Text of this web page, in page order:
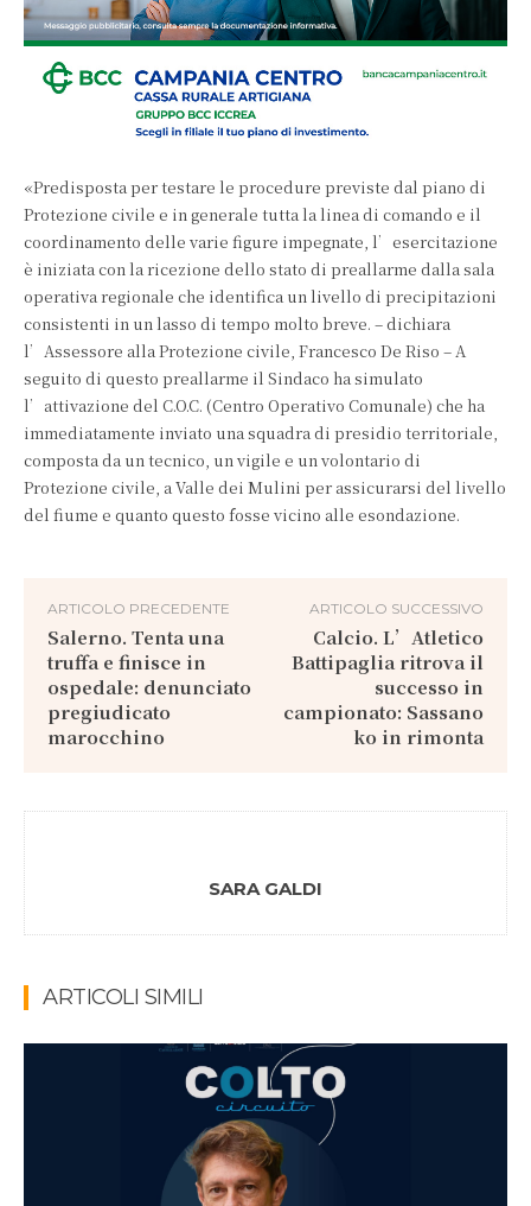
«Predisposta per testare le procedure previste dal piano di
Protezione civile e in generale tutta la linea di comando e il
coordinamento delle varie figure impegnate, l’esercitazione
è iniziata con la ricezione dello stato di preallarme dalla sala
operativa regionale che identifica un livello di precipitazioni
consistenti in un lasso di tempo molto breve. – dichiara
l’Assessore alla Protezione civile, Francesco De Riso – A
seguito di questo preallarme il Sindaco ha simulato
l’attivazione del C.O.C. (Centro Operativo Comunale) che ha
immediatamente inviato una squadra di presidio territoriale,
composta da un tecnico, un vigile e un volontario di
Protezione civile, a Valle dei Mulini per assicurarsi del livello
del fiume e quanto questo fosse vicino alle esondazione.
ARTICOLO PRECEDENTE
Salerno. Tenta una
truffa e finisce in
ospedale: denunciato
pregiudicato
marocchino
ARTICOLO SUCCESSIVO
Calcio. L’Atletico
Battipaglia ritrova il
successo in
campionato: Sassano
ko in rimonta
SARA GALDI
ARTICOLI SIMILI